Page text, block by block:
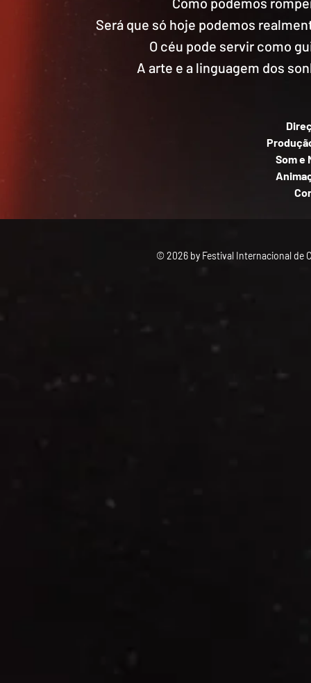
Será que só hoje podemos
O céu pode servir como
A arte e a linguagem dos
Som e
© 2026 by Festival Internacional de